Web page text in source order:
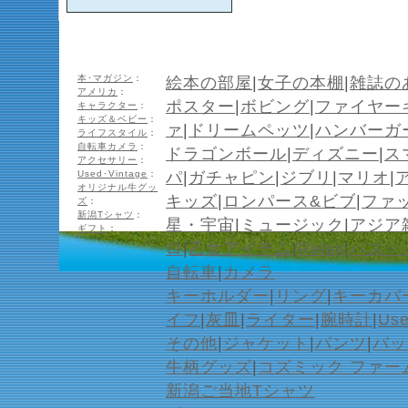
本･マガジン ：
アメリカ ：
キャラクター ：
キッズ＆ベビー ：
ライフスタイル ：
自転車カメラ
：
アクセサリー ：
Used･Vintage ：
オリジナル牛グッ
ズ ：
新潟Tシャツ ：
ギフト
：
絵本の部屋 女子の本棚 雑誌の
ポスター ボビング ファイヤー
ァ
ドリームペッツ ハンバーガ
ドラゴンボール ディズニー ス
パ ガチャピン ジブリ マリオ
キッズ ロンパース&ビブ ファ
星・宇宙 ミュージック アジア
ロ|乙女アイテム|Relax バス・
自転車|カメラ
キーホルダー|リング|キーカバ
イフ|灰皿|ライター|腕時計|
その他|ジャケット|パンツ|バ
牛柄グッズ|コズミック ファー
新潟ご当地Tシャツ